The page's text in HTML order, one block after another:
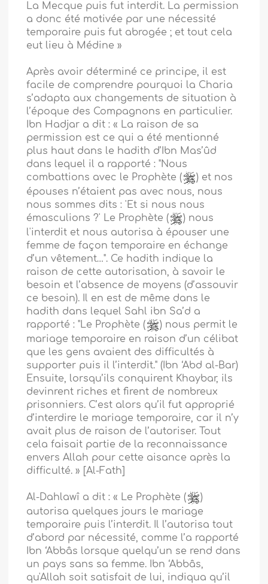
La Mecque puis fut interdit. La permission
a donc été motivée par une nécessité
temporaire puis fut abrogée ; et tout cela
eut lieu à Médine »
Après avoir déterminé ce principe, il est
facile de comprendre pourquoi la Charia
s’adapta aux changements de situation à
l’époque des Compagnons en particulier.
Ibn Hadjar a dit : « La raison de sa
permission est ce qui a été mentionné
plus haut dans le hadith d’Ibn Mas’ûd
dans lequel il a rapporté : "Nous
combattions avec le Prophète (
) et nos
épouses n’étaient pas avec nous, nous
nous sommes dits : 'Et si nous nous
émasculions ?' Le Prophète (
) nous
l'interdit et nous autorisa à épouser une
femme de façon temporaire en échange
d’un vêtement…". Ce hadith indique la
raison de cette autorisation, à savoir le
besoin et l’absence de moyens (d’assouvir
ce besoin). Il en est de même dans le
hadith dans lequel Sahl ibn Sa’d a
rapporté : "Le Prophète (
) nous permit le
mariage temporaire en raison d’un célibat
que les gens avaient des difficultés à
supporter puis il l’interdit." (Ibn ‘Abd al-Bar)
Ensuite, lorsqu’ils conquirent Khaybar, ils
devinrent riches et firent de nombreux
prisonniers. C’est alors qu’il fut approprié
d’interdire le mariage temporaire, car il n’y
avait plus de raison de l’autoriser. Tout
cela faisait partie de la reconnaissance
envers Allah pour cette aisance après la
difficulté. » [Al-Fath]
Al-Dahlawî a dit : « Le Prophète (
)
autorisa quelques jours le mariage
temporaire puis l’interdit. Il l’autorisa tout
d’abord par nécessité, comme l’a rapporté
Ibn ‘Abbâs lorsque quelqu’un se rend dans
un pays sans sa femme. Ibn ‘Abbâs,
qu'Allah soit satisfait de lui, indiqua qu’il